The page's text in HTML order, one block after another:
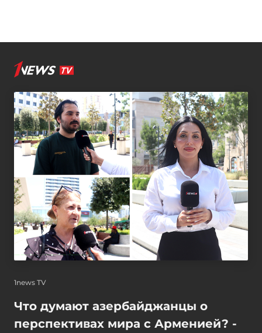
1news TV
Что думают азербайджанцы о
перспективах мира с Арменией? -